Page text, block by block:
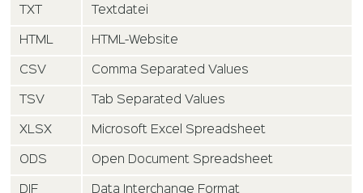
TXT Textdatei
HTML HTML-Website
CSV Comma Separated Values
TSV Tab Separated Values
XLSX Microsoft Excel Spreadsheet
ODS Open Document Spreadsheet
DIF Data Interchange Format